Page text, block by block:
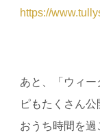
https://
あと、「ウィ
ピもたくさん
おうち時間を過